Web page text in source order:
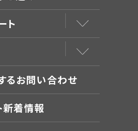
ト
るお問い合わせ
新着情報